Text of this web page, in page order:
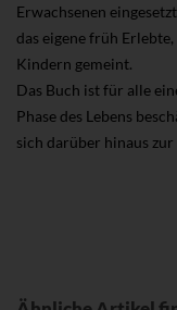
Erwachsenen
das eigene früh
Kindern gemeint.
Das Buch ist für alle
Phase des Lebens
sich darüber hinaus